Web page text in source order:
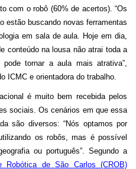
com o robô (60% de acertos). “Os
estão buscando novas ferramentas
em sala de aula. Hoje em dia,
conteúdo na lousa não atrai toda a
tornar a aula mais atrativa”,
ICMC e orientadora do trabalho.
é muito bem recebida pelos
sociais. Os cenários em que essa
são diversos: “Nós optamos por
os robôs, mas é possível
ou português”. Segundo a
Robótica de São Carlos (CROB)